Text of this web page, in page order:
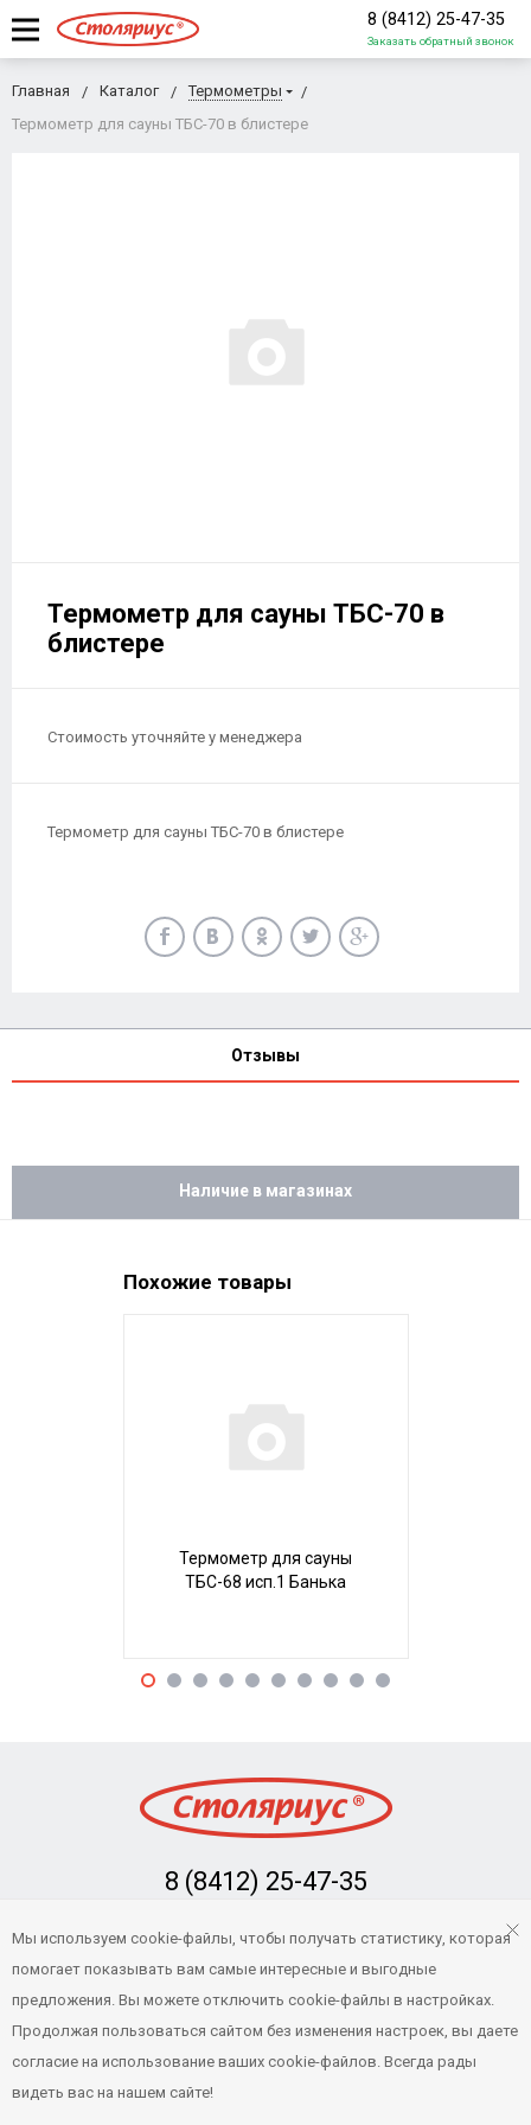
8 (8412) 25-47-35
Заказать обратный звонок
Главная Каталог
Термометры
Термометр для сауны ТБС-70 в блистере
Термометр для сауны ТБС-70 в
блистере
Стоимость уточняйте у менеджера
Термометр для сауны ТБС-70 в блистере
Отзывы
Наличие в магазинах
Похожие товары
Термометр для сауны
ТБС-68 исп.1 Банька
8 (8412) 25-47-35
info@stolarius.ru
Пензе и Пензенской области
Техническая поддержка —njsoft.dev
Мы используем cookie-файлы, чтобы получать статистику, которая
помогает показывать вам самые интересные и выгодные
предложения. Вы можете отключить cookie-файлы в настройках.
Продолжая пользоваться сайтом без изменения настроек, вы даете
согласие на использование ваших cookie-файлов. Всегда рады
видеть вас на нашем сайте!